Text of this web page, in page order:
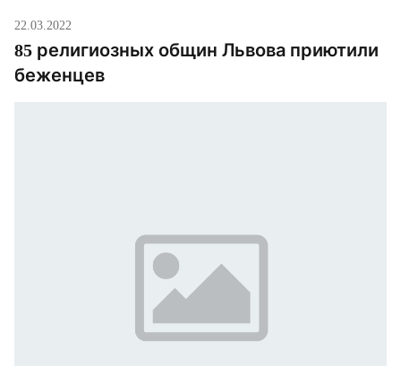
22.03.2022
85 религиозных общин Львова приютили
беженцев